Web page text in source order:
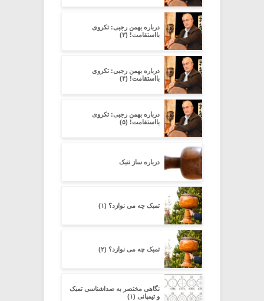
درباره بهمن رجبی: تکروی
بااستقامت! (۳)
درباره بهمن رجبی: تکروی
بااستقامت! (۴)
درباره بهمن رجبی: تکروی
بااستقامت! (۵)
درباره ساز تنبک
تمبک چه می نوازد؟ (۱)
تمبک چه می نوازد؟ (۲)
نگاهی مختصر به صداشناسی تمبک
و تیمپانی (۱)